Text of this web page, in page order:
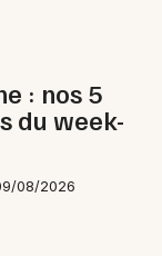
: nos 5
du week-
08/2026